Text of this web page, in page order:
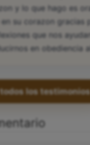
y lo que hago es
su corazon gracias
que nos
en obediencia
los testimonios